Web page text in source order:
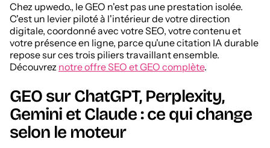
Chez upwedo., le GEO n'est pas une prestation isolée.
C'est un levier piloté à l'intérieur de votre direction
digitale, coordonné avec votre SEO, votre contenu et
votre présence en ligne, parce qu'une citation IA durable
repose sur ces trois piliers travaillant ensemble.
Découvrez notre offre SEO et GEO complète.
GEO sur ChatGPT, Perplexity,
Gemini et Claude : ce qui change
selon le moteur